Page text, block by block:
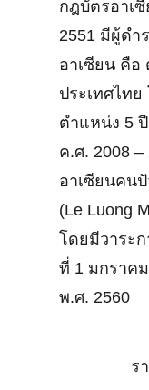
กฎบัตรอาเ
2551 มีผู้ดำ
อาเซียน คือ
ประเทศไทย
ตำแหน่ง 5
ค.ศ. 2008
อาเซียนคน
(Le Luong
โดยมีวาระ
ที่ 1 มกราค
พ.ศ. 2560
ร